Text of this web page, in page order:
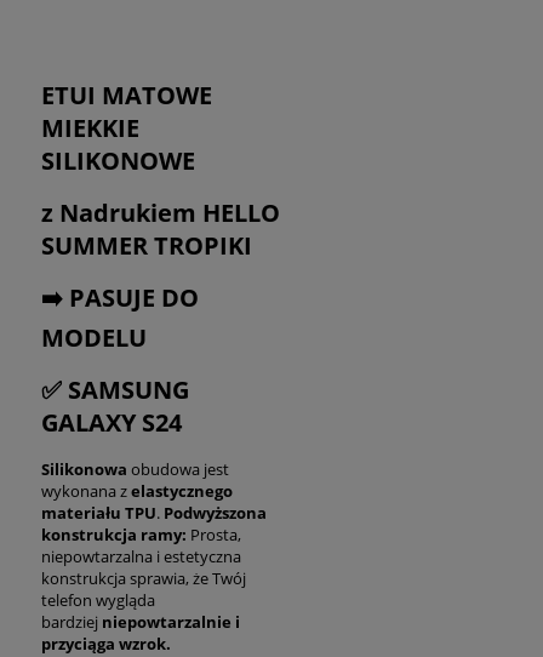
ETUI MATOWE
MIEKKIE
SILIKONOWE
z Nadrukiem HELLO
SUMMER TROPIKI
➡️ PASUJE DO
MODELU
✅ SAMSUNG
GALAXY S24
Silikonowa obudowa jest
wykonana zelastycznego
materiału TPU. Podwyższona
konstrukcja ramy: Prosta,
niepowtarzalna i estetyczna
konstrukcja sprawia, że Twój
telefon wygląda
bardziej niepowtarzalnie i
przyciąga wzrok.